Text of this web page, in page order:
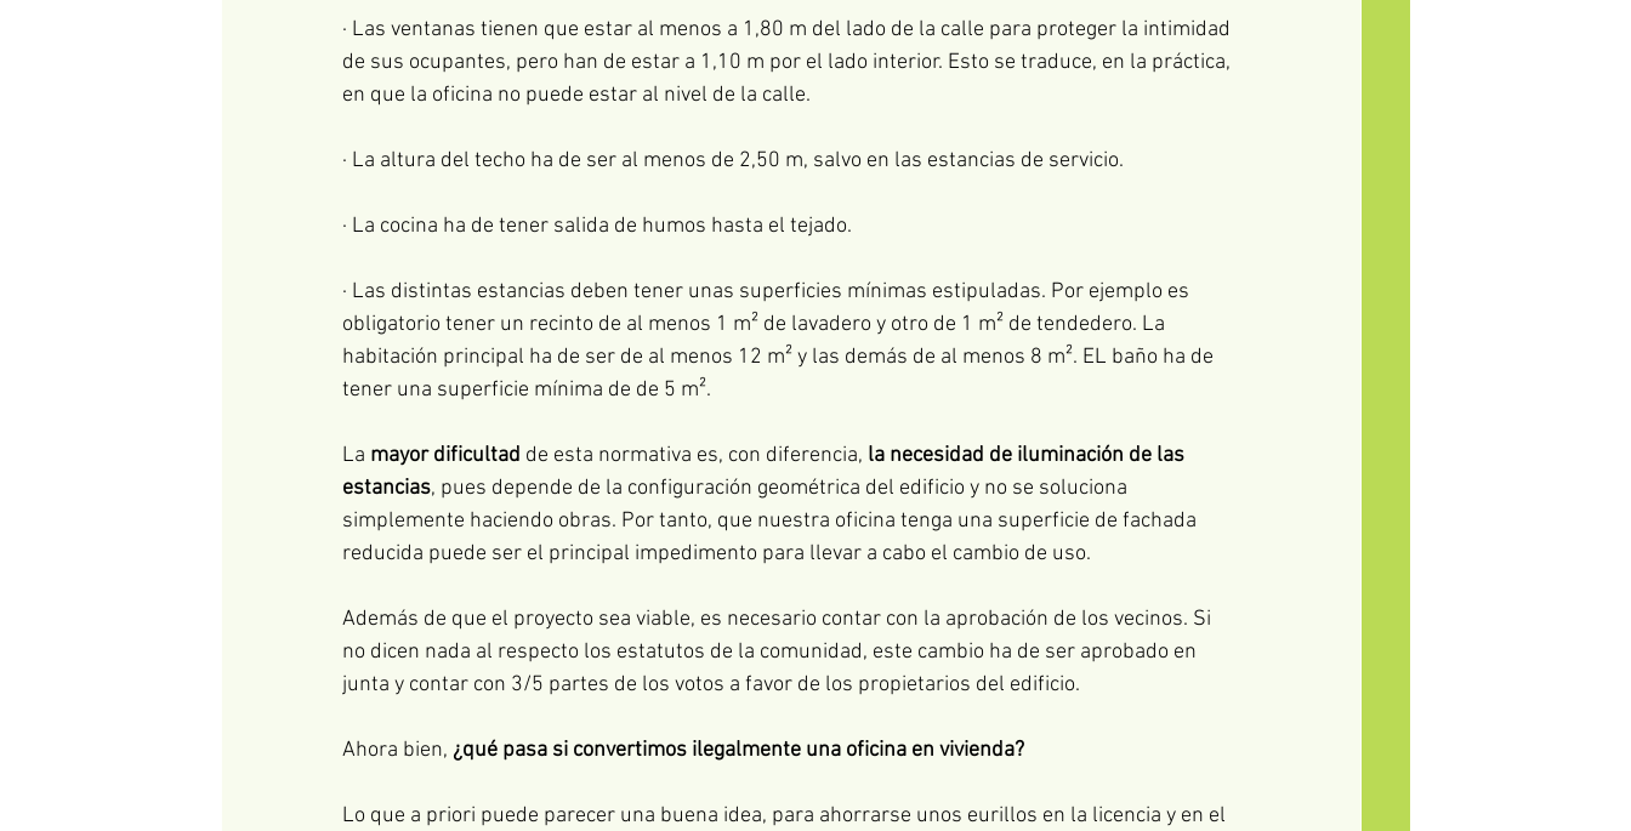
· Las ventanas tienen que estar al menos a 1,80 m del lado de la calle para proteger la intimidad
de sus ocupantes, pero han de estar a 1,10 m por el lado interior. Esto se traduce, en la práctica,
en que la oficina no puede estar al nivel de la calle.
· La altura del techo ha de ser al menos de 2,50 m, salvo en las estancias de servicio.
· La cocina ha de tener salida de humos hasta el tejado.
· Las distintas estancias deben tener unas superficies mínimas estipuladas. Por ejemplo es
obligatorio tener un recinto de al menos 1 m² de lavadero y otro de 1 m² de tendedero. La
habitación principal ha de ser de al menos 12 m² y las demás de al menos 8 m². EL baño ha de
tener una superficie mínima de de 5 m².
La mayor dificultad de esta normativa es, con diferencia, la necesidad de iluminación de las
estancias, pues depende de la configuración geométrica del edificio y no se soluciona
simplemente haciendo obras. Por tanto, que nuestra oficina tenga una superficie de fachada
reducida puede ser el principal impedimento para llevar a cabo el cambio de uso.
Además de que el proyecto sea viable, es necesario contar con la aprobación de los vecinos. Si
no dicen nada al respecto los estatutos de la comunidad, este cambio ha de ser aprobado en
junta y contar con 3/5 partes de los votos a favor de los propietarios del edificio.
Ahora bien, ¿qué pasa si convertimos ilegalmente una oficina en vivienda?
Lo que a priori puede parecer una buena idea, para ahorrarse unos eurillos en la licencia y en el